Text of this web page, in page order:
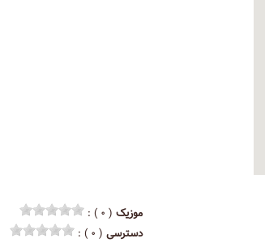
موزیک ( ۰ ) :
دسترسی ( ۰ ) :